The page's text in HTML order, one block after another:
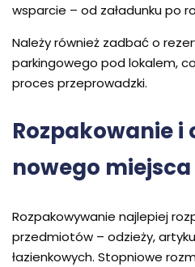
wsparcie – od załadunku po
Należy również zadbać o
parkingowego pod lokalem,
proces przeprowadzki.
Rozpakowanie
nowego miejsca
Rozpakowywanie najlepiej
przedmiotów – odzieży,
łazienkowych. Stopniowe